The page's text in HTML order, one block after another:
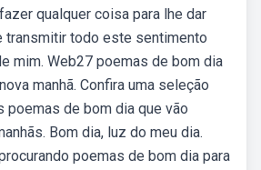
qualquer coisa para lhe dar
transmitir todo este sentimento
mim. Web27 poemas de bom dia
manhã. Confira uma seleção
poemas de bom dia que vão
Bom dia, luz do meu dia.
poemas de bom dia para